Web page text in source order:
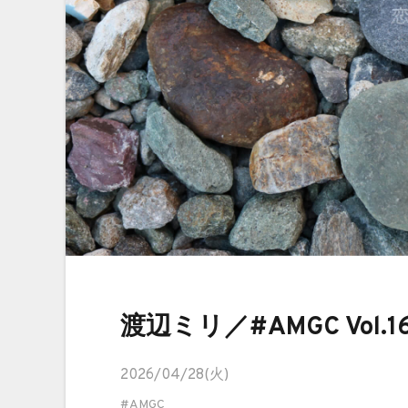
渡辺ミリ／#AMGC
2026/04/28(火)
#AMGC